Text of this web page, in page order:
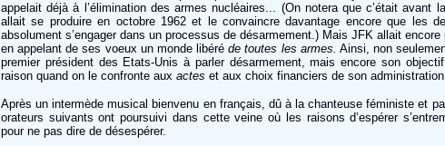
appelait déjà à l’élimination des armes nucléaires... (On notera que c’était avant
allait se produire en octobre 1962 et le convaincre davantage encore que les
absolument s’engager dans un processus de désarmement.) Mais JFK allait
en appelant de ses voeux un monde libéréde toutes les armes. Ainsi, non
premier président des Etats-Unis à parler désarmement, mais encore son
raison quand on le confronte aux actes et aux choix financiers de son
Après un intermède musical bienvenu en français, dû à la chanteuse féministe et
orateurs suivants ont poursuivi dans cette veine où les raisons d’espérer
pour ne pas dire de désespérer.